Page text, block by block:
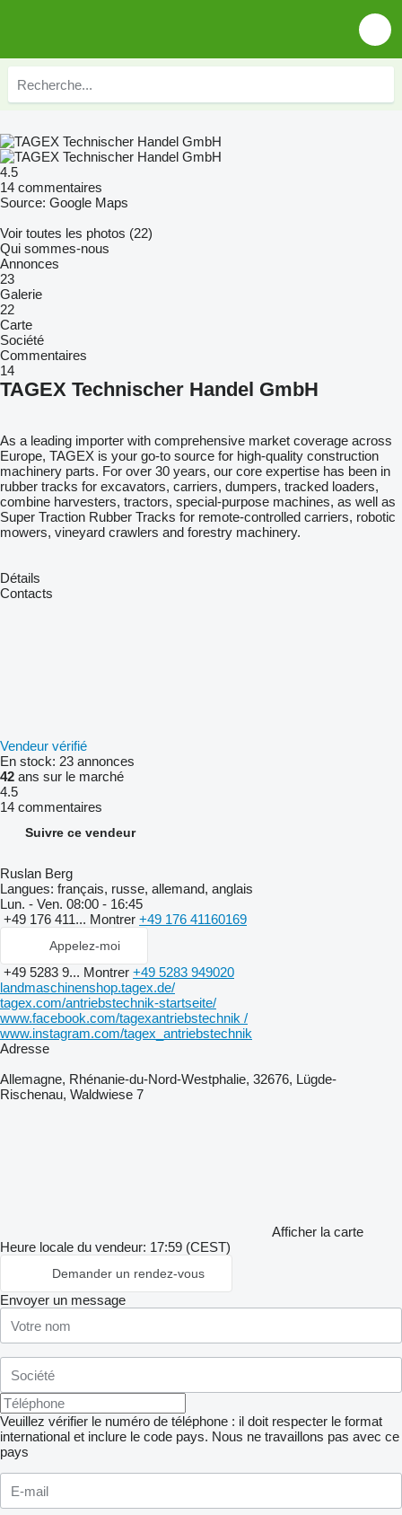
4.5
14 commentaires
Source: Google Maps
Voir toutes les photos (22)
Qui sommes-nous
Annonces
23
Galerie
22
Carte
Société
Commentaires
14
TAGEX Technischer Handel GmbH
As a leading importer with comprehensive market coverage across
Europe, TAGEX is your go-to source for high-quality construction
machinery parts. For over 30 years, our core expertise has been in
rubber tracks for excavators, carriers, dumpers, tracked loaders,
combine harvesters, tractors, special-purpose machines, as well as
Super Traction Rubber Tracks for remote-controlled carriers, robotic
mowers, vineyard crawlers and forestry machinery.
Détails
Contacts
Vendeur vérifié
En stock: 23 annonces
42 ans sur le marché
4.5
14 commentaires
Suivre ce vendeur
Ruslan Berg
Langues: français, russe, allemand, anglais
Lun. - Ven. 08:00 - 16:45
+49 176 411... Montrer +49 176 41160169
Appelez-moi
+49 5283 9... Montrer +49 5283 949020
landmaschinenshop.tagex.de/
tagex.com/antriebstechnik-startseite/
www.facebook.com/tagexantriebstechnik /
www.instagram.com/tagex_antriebstechnik
Adresse
Allemagne, Rhénanie-du-Nord-Westphalie, 32676, Lügde-
Rischenau, Waldwiese 7
Afficher la carte
Heure locale du vendeur: 17:59 (CEST)
Demander un rendez-vous
Envoyer un message
Veuillez vérifier le numéro de téléphone : il doit respecter le format
international et inclure le code pays. Nous ne travaillons pas avec ce
pays